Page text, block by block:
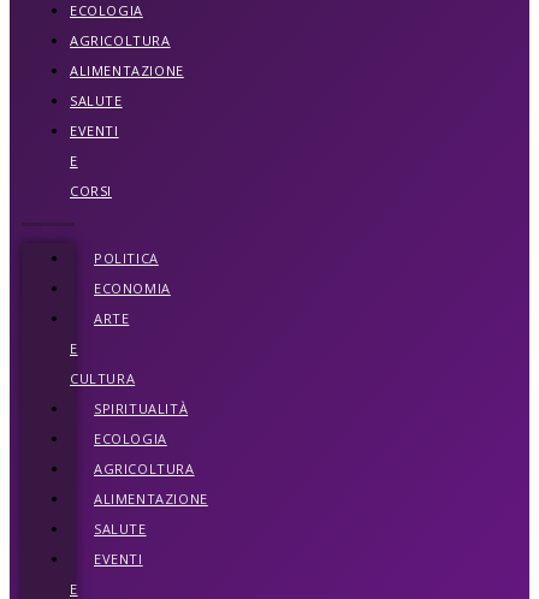
ECOLOGIA
AGRICOLTURA
ALIMENTAZIONE
SALUTE
EVENTI
E
CORSI
POLITICA
ECONOMIA
ARTE
E
CULTURA
SPIRITUALITÀ
ECOLOGIA
AGRICOLTURA
ALIMENTAZIONE
SALUTE
EVENTI
E